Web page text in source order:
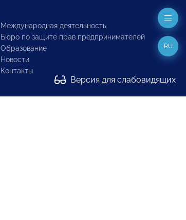
Международная деятельность
Бюро по защите прав предпринимателей
Образование
Новости
Контакты
Версия для слабовидящих
RU